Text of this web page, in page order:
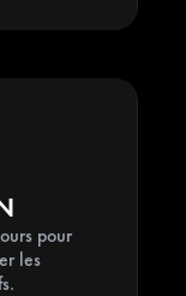
pour
les